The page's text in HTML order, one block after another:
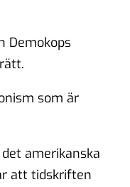
Demokops
som är
amerikanska
att tidskriften